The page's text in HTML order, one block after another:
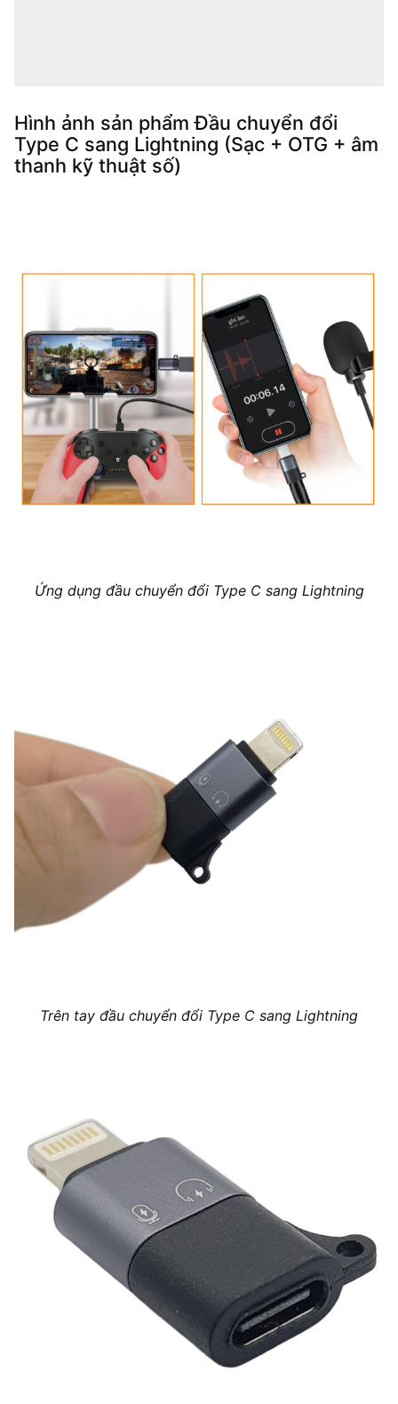
Hình ảnh sản phẩm Đầu chuyển đổi
Type C sang Lightning (Sạc + OTG + âm
thanh kỹ thuật số)
Ứng dụng đầu chuyển đổi Type C sang Lightning
Trên tay đầu chuyển đổi Type C sang Lightning